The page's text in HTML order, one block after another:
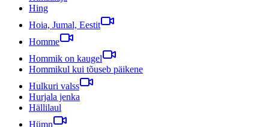
Hing
Hoia, Jumal, Eestit
Homme
Hommik on kaugel
Hommikul kui tõuseb päikene
Hulkuri valss
Hurjala jenka
Hällilaul
Hümn